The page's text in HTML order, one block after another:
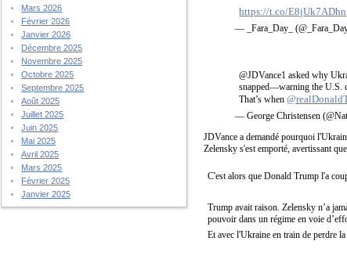
Mars 2026
Février 2026
Janvier 2026
Décembre 2025
Novembre 2025
Octobre 2025
Septembre 2025
Août 2025
Juillet 2025
Juin 2025
Mai 2025
Avril 2025
Mars 2025
Février 2025
Janvier 2025
https://t.co/E8jUk7ADhn
— _Fara_Day_
@JDVance1 asked why
snapped—warning the U.S.
That’s when
— George Christensen
JDVance a demandé pourquoi
Zelensky s'est emporté, avertissant
C'est alors que Donald Trump l'a
Trump avait raison. Zelensky n’a
pouvoir dans un régime en voie
Et avec l'Ukraine en train de perdre